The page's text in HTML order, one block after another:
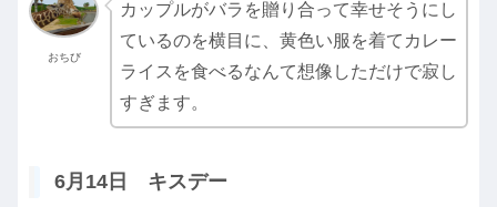
おちび
カップルがバラを贈り合って幸せそうにし
ているのを横目に、黄色い服を着てカレー
ライスを食べるなんて想像しただけで寂し
すぎます。
6月14日 キスデー